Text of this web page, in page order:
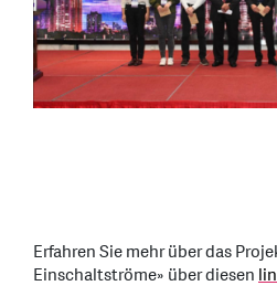
Erfahren Sie mehr über das
Einschaltströme» über diesen